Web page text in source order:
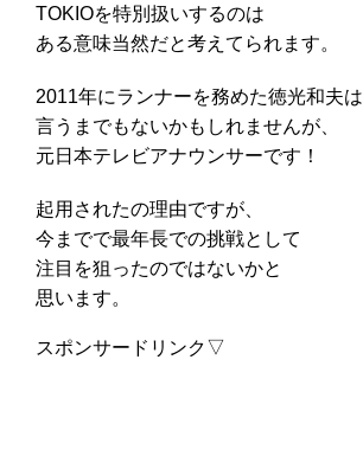
TOKIOを特別扱いするのは
ある意味当然だと考えてられます。
2011年にランナーを務めた徳光和夫は
言うまでもないかもしれませんが、
元日本テレビアナウンサーです！
起用されたの理由ですが、
今までで最年長での挑戦として
注目を狙ったのではないかと
思います。
スポンサードリンク▽